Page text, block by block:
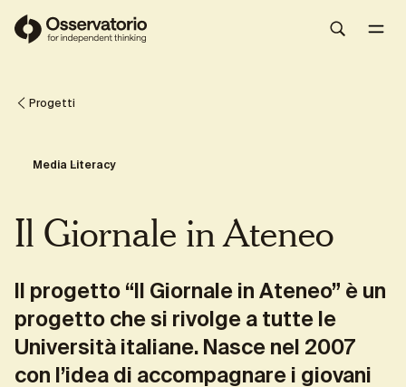
Progetti
Media Literacy
Il Giornale in Ateneo
Il progetto “Il Giornale in Ateneo” è un
progetto che si rivolge a tutte le
Università italiane. Nasce nel 2007
con l’idea di accompagnare i giovani
PresentazionePer aderire al progetto La storia del